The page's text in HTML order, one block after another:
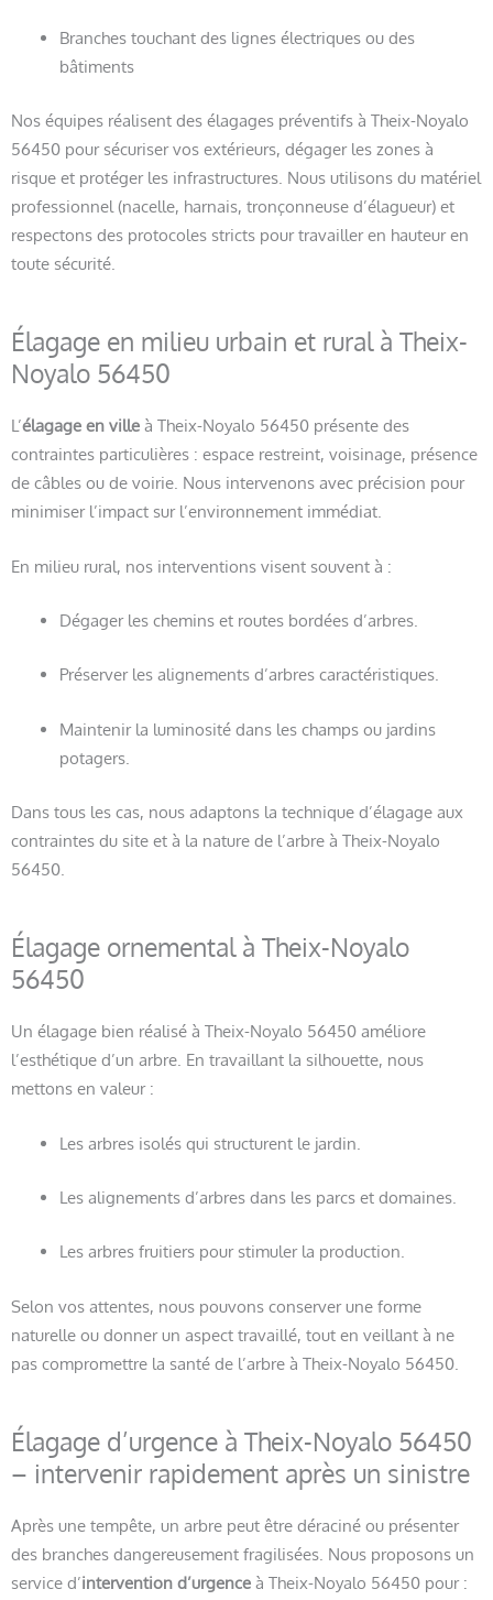
Branches touchant des lignes électriques ou des
bâtiments
Nos équipes réalisent des élagages préventifs à Theix-Noyalo
56450 pour sécuriser vos extérieurs, dégager les zones à
risque et protéger les infrastructures. Nous utilisons du matériel
professionnel (nacelle, harnais, tronçonneuse d’élagueur) et
respectons des protocoles stricts pour travailler en hauteur en
toute sécurité.
Élagage en milieu urbain et rural à Theix-
Noyalo 56450
L’élagage en ville à Theix-Noyalo 56450 présente des
contraintes particulières : espace restreint, voisinage, présence
de câbles ou de voirie. Nous intervenons avec précision pour
minimiser l’impact sur l’environnement immédiat.
En milieu rural, nos interventions visent souvent à :
Dégager les chemins et routes bordées d’arbres.
Préserver les alignements d’arbres caractéristiques.
Maintenir la luminosité dans les champs ou jardins
potagers.
Dans tous les cas, nous adaptons la technique d’élagage aux
contraintes du site et à la nature de l’arbre à Theix-Noyalo
56450.
Élagage ornemental à Theix-Noyalo
56450
Un élagage bien réalisé à Theix-Noyalo 56450 améliore
l’esthétique d’un arbre. En travaillant la silhouette, nous
mettons en valeur :
Les arbres isolés qui structurent le jardin.
Les alignements d’arbres dans les parcs et domaines.
Les arbres fruitiers pour stimuler la production.
Selon vos attentes, nous pouvons conserver une forme
naturelle ou donner un aspect travaillé, tout en veillant à ne
pas compromettre la santé de l’arbre à Theix-Noyalo 56450.
Élagage d’urgence à Theix-Noyalo 56450
– intervenir rapidement après un sinistre
Après une tempête, un arbre peut être déraciné ou présenter
des branches dangereusement fragilisées. Nous proposons un
service d’intervention d’urgence à Theix-Noyalo 56450 pour :